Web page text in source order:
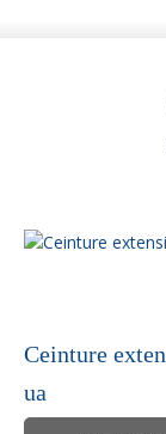
Ceinture
ua